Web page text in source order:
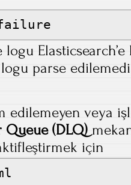
logu
parse
edilemeyen veya
Queue (DLQ)
için